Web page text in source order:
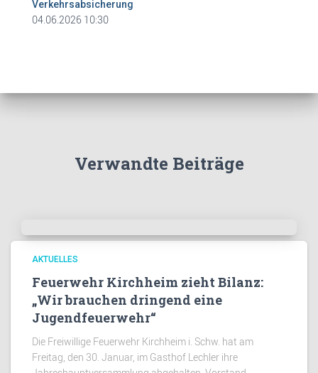
Verkehrsabsicherung
04.06.2026 10:30
Verwandte Beiträge
AKTUELLES
Feuerwehr Kirchheim zieht Bilanz:
„Wir brauchen dringend eine
Jugendfeuerwehr“
Die Freiwillige Feuerwehr Kirchheim i. Schw. hat am
Freitag, den 30. Januar, im Gasthof Lechler ihre